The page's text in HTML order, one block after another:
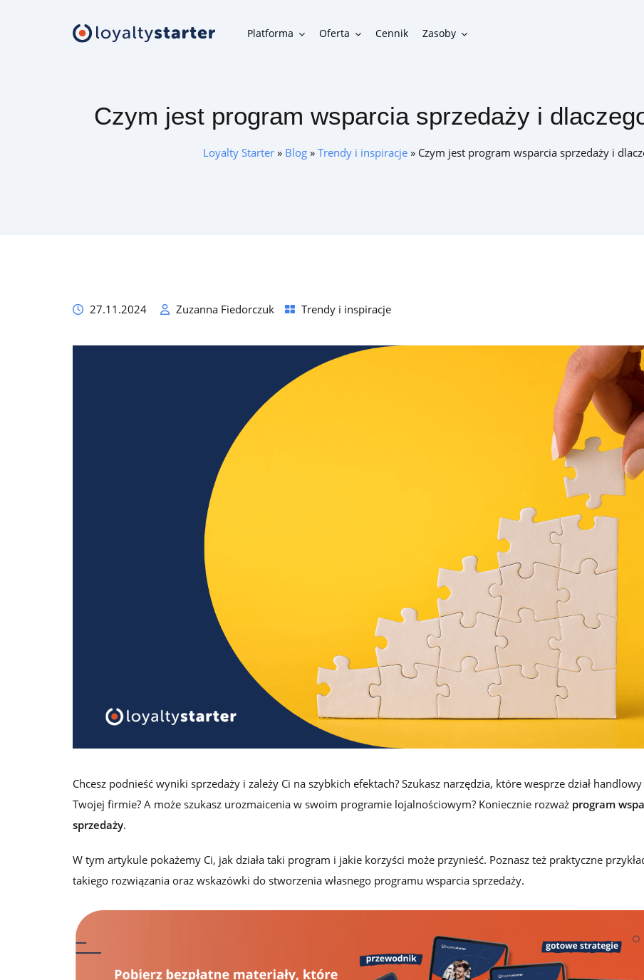
Platforma Oferta Cennik
Zasoby
Moduły klienta Funkcjonalności
lojalnościowego
Program lojalnościowy lub wsparcia sprzedaży dla
producentów, hurtowni, dystrybutorów i sklepów
Dowiedz się, co o platformie Loyalty Starter myślą jej
Programy lojalnościowe krok po kroku
Zobacz przewodnik wprowadzający w temat programów
Baza wiedzy
Dowiedz się więcej o konfiguracji programu
lojalnościowego w Loyalty Starter
Zamów darmową konsultację
Czym jest program wsparcia sprzedaży i
Loyalty Starter» Blog» Trendy i inspiracje» Czym jest program wsparcia sprzedaży i
27.11.2024 Zuzanna Fiedorczuk Trendy i inspiracje
Chcesz podnieść wyniki sprzedaży i zależy Ci na szybkich efektach? Szukasz narzędzia, które wesprze dział
Twojej firmie? A może szukasz urozmaicenia w swoim programie lojalnościowym? Koniecznie rozważ program
sprzedaży.
W tym artykule pokażemy Ci, jak działa taki program i jakie korzyści może przynieść. Poznasz też praktyczne
takiego rozwiązania oraz wskazówki do stworzenia własnego programu wsparcia sprzedaży.